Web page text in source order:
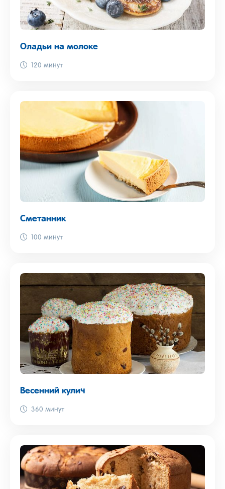
Оладьи на молоке
120 минут
Сметанник
100 минут
Весенний кулич
360 минут